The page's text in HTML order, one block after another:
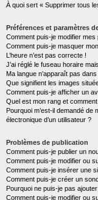
À quoi sert « Supprimer tous
Préférences et paramètres
Comment puis-je modifier mes
Comment puis-je masquer
L’heure n’est pas correcte !
J’ai réglé le fuseau horaire
Ma langue n’apparaît pas dans
Que signifient les images
Comment puis-je afficher un
Quel est mon rang et
Pourquoi m’est-il demandé
électronique d’un utilisateur ?
Problèmes de publication
Comment puis-je publier un
Comment puis-je modifier ou
Comment puis-je insérer une
Comment puis-je créer un
Pourquoi ne puis-je pas
Comment puis-je modifier ou